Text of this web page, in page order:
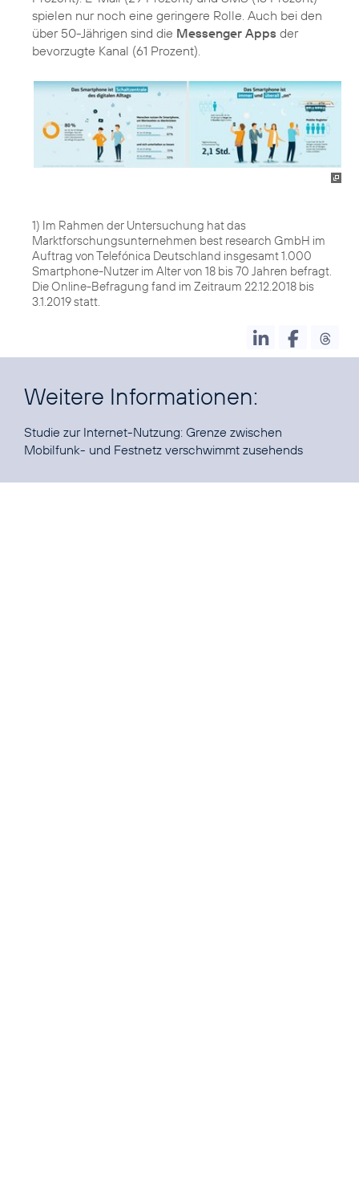
spielen nur noch eine geringere Rolle. Auch bei den
über 50-Jährigen sind die Messenger Apps der
bevorzugte Kanal (61 Prozent).
1) Im Rahmen der Untersuchung hat das
Marktforschungsunternehmen best research GmbH im
Auftrag von Telefónica Deutschland insgesamt 1.000
Smartphone-Nutzer im Alter von 18 bis 70 Jahren befragt.
Die Online-Befragung fand im Zeitraum 22.12.2018 bis
3.1.2019 statt.
Weitere Informationen:
Studie zur Internet-Nutzung: Grenze zwischen
Mobilfunk- und Festnetz verschwimmt zusehends